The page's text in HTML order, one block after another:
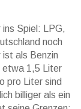
ins Spiel: LPG,
noch
als Benzin
etwa 1,5 Liter
pro Liter sind
billiger als ein